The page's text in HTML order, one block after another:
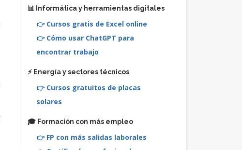
📊 Informática y herramientas digitales
👉 Cursos gratis de Excel online
👉 Cómo usar ChatGPT para
encontrar trabajo
⚡ Energía y sectores técnicos
👉 Cursos gratuitos de placas
solares
🎓 Formación con más empleo
👉 FP con más salidas laborales